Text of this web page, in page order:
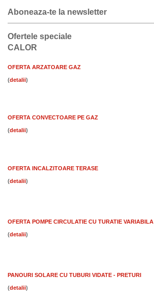
Aboneaza-te la newsletter
Ofertele speciale
CALOR
OFERTA ARZATOARE GAZ
( )
OFERTA CONVECTOARE PE GAZ
( )
OFERTA INCALZITOARE TERASE
( )
OFERTA POMPE CIRCULATIE CU TURATIE VARIABILA
( )
PANOURI SOLARE CU TUBURI VIDATE - PRETURI
( )